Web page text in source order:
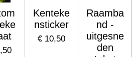
Kenteke
nsticker
€ 10,50
Raamba
nd -
uitgesne
den